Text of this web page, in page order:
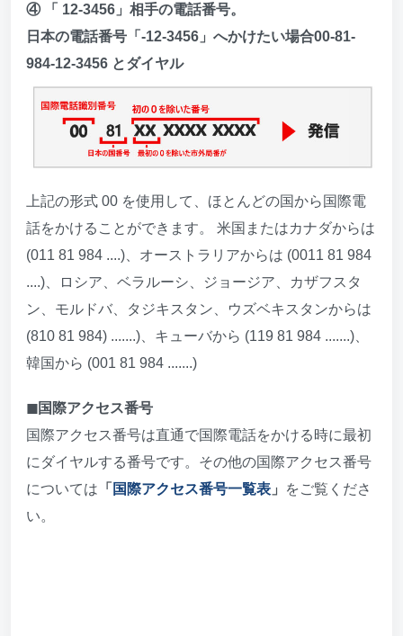
④ 「 12-3456」相手の電話番号。
日本の電話番号「-12-3456」へかけたい場合00-81-
984-12-3456 とダイヤル
上記の形式 00 を使用して、ほとんどの国から国際電
話をかけることができます。 米国またはカナダからは
(011 81 984 ....)、オーストラリアからは (0011 81 984
....)、ロシア、ベラルーシ、ジョージア、カザフスタ
ン、モルドバ、タジキスタン、ウズベキスタンからは
(810 81 984) .......)、キューバから (119 81 984 .......)、
韓国から (001 81 984 .......)
◼︎国際アクセス番号
国際アクセス番号は直通で国際電話をかける時に最初
にダイヤルする番号です。その他の国際アクセス番号
については 「 国際アクセス番号一覧表 」
をご覧くださ
い。